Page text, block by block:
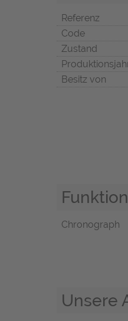
Referenz
Code
Zustand
Besitz von
Chronograph
Unsere